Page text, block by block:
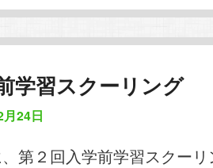
学習スクーリング
24日
第２回入学前学習スクー